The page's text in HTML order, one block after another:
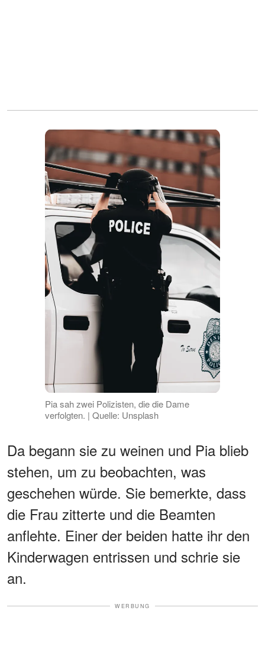
Pia sah zwei Polizisten, die die Dame
verfolgten. | Quelle: Unsplash
Da begann sie zu weinen und Pia blieb
stehen, um zu beobachten, was
geschehen würde. Sie bemerkte, dass
die Frau zitterte und die Beamten
anflehte. Einer der beiden hatte ihr den
Kinderwagen entrissen und schrie sie
an.
WERBUNG